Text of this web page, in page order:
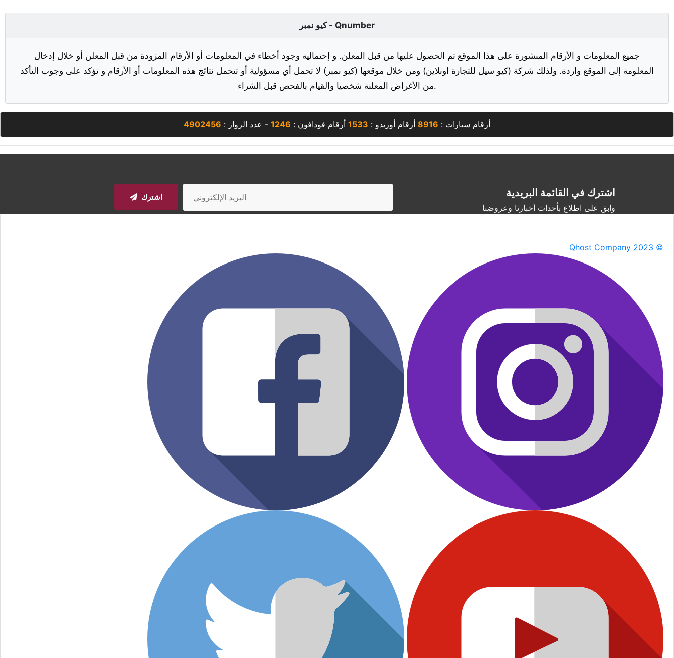
كيو نمبر - Qnumber
جميع المعلومات و الأرقام المنشورة على هذا الموقع تم الحصول عليها من قبل المعلن. و إحتمالية وجود أخطاء في المعلومات أو الأرقام المزودة من قبل المعلن أو خلال إدخال
المعلومة إلى الموقع واردة. ولذلك شركة (كيو سيل للتجارة اونلاين) ومن خلال موقعها (كيو نمبر) لا تحمل أي مسؤولية أو تتحمل نتائج هذه المعلومات أو الأرقام و تؤكد على وجوب التأكد
من الأغراض المعلنة شخصيا والقيام بالفحص قبل الشراء.
أرقام سيارات : 8916 أرقام أوريدو : 1533 أرقام فودافون : 1246 - عدد الزوار : 4902456
اشترك في القائمة البريدية
وابق على اطلاع بأحداث أخبارنا وعروضنا
اشترك
Qhost Company 2023 ©